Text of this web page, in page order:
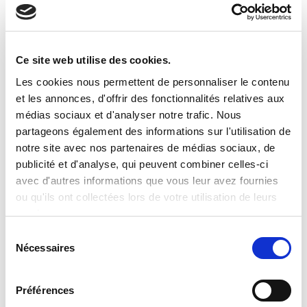
Ce site web utilise des cookies.
Les cookies nous permettent de personnaliser le contenu
et les annonces, d'offrir des fonctionnalités relatives aux
médias sociaux et d'analyser notre trafic. Nous
partageons également des informations sur l'utilisation de
notre site avec nos partenaires de médias sociaux, de
publicité et d'analyse, qui peuvent combiner celles-ci
avec d'autres informations que vous leur avez fournies
ou qu'ils ont collectées lors de votre utilisation de leurs
services.
Nécessaires
Préférences
ULTIMI POST
Clevertech Group
UNE JOURNE'E D'INNOVATION
CHEZ CASA SIEMENS
GLOBAL AUTOMATION MEETING